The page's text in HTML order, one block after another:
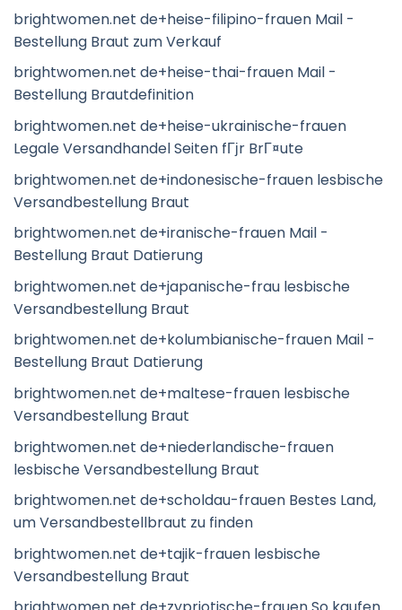
brightwomen.net de+heise-filipino-frauen Mail -
Bestellung Braut zum Verkauf
brightwomen.net de+heise-thai-frauen Mail -
Bestellung Brautdefinition
brightwomen.net de+heise-ukrainische-frauen
Legale Versandhandel Seiten fГјr BrГ¤ute
brightwomen.net de+indonesische-frauen lesbische
Versandbestellung Braut
brightwomen.net de+iranische-frauen Mail -
Bestellung Braut Datierung
brightwomen.net de+japanische-frau lesbische
Versandbestellung Braut
brightwomen.net de+kolumbianische-frauen Mail -
Bestellung Braut Datierung
brightwomen.net de+maltese-frauen lesbische
Versandbestellung Braut
brightwomen.net de+niederlandische-frauen
lesbische Versandbestellung Braut
brightwomen.net de+scholdau-frauen Bestes Land,
um Versandbestellbraut zu finden
brightwomen.net de+tajik-frauen lesbische
Versandbestellung Braut